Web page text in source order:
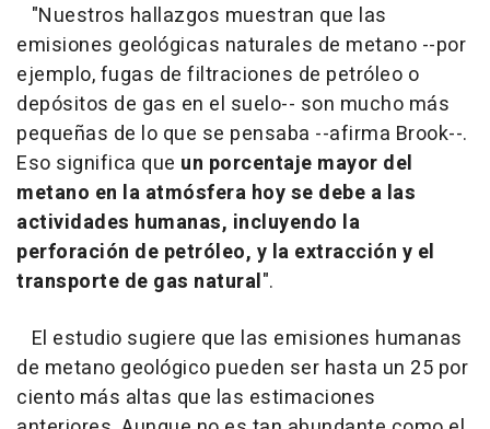
"Nuestros hallazgos muestran que las
emisiones geológicas naturales de metano --por
ejemplo, fugas de filtraciones de petróleo o
depósitos de gas en el suelo-- son mucho más
pequeñas de lo que se pensaba --afirma Brook--.
Eso significa que un porcentaje mayor del
metano en la atmósfera hoy se debe a las
actividades humanas, incluyendo la
perforación de petróleo, y la extracción y el
transporte de gas natural".
El estudio sugiere que las emisiones humanas
de metano geológico pueden ser hasta un 25 por
ciento más altas que las estimaciones